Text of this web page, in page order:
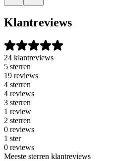
Klantreviews
24 klantreviews
5 sterren
19 reviews
4 sterren
4 reviews
3 sterren
1 review
2 sterren
0 reviews
1 ster
0 reviews
Meeste sterren klantreviews